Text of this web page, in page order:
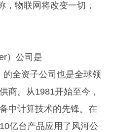
，物联网将改变一切，
公司是
全资子公司也是全球领
商。从1981开始至今，
中计算技术的先锋。在
亿台产品应用了风河公